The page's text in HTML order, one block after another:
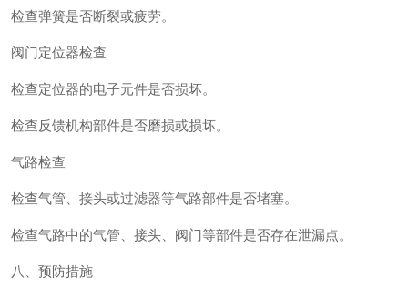
检查弹簧是否断裂或疲劳。
阀门定位器检查‌
检查定位器的电子元件是否损坏。
检查反馈机构部件是否磨损或损坏。
气路检查‌
检查气管、接头或过滤器等气路部件是否堵塞。
检查气路中的气管、接头、阀门等部件是否存在泄漏点。
八、预防措施